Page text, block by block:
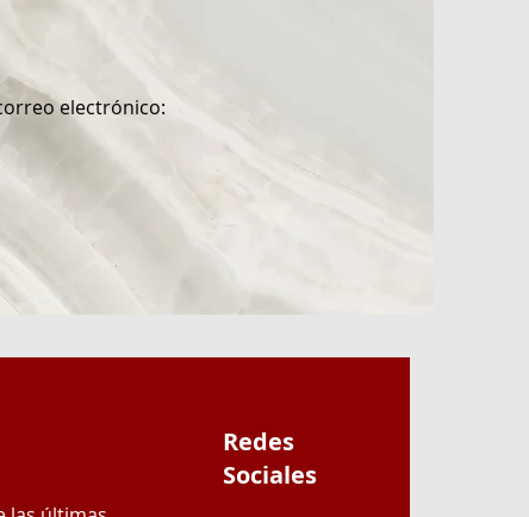
electrónico:
Redes
Sociales